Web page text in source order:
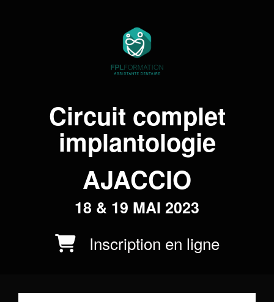
Circuit complet
implantologie
AJACCIO
18 & 19 MAI 2023
Inscription en ligne